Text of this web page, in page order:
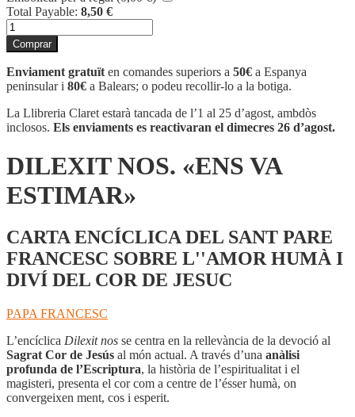
Total Payable: 8,50 €
quantitat
de
DILEXIT
NOS.
«ENS
VA
ESTIMAR»
Comprar
Enviament gratuït en comandes superiors a 50€ a Espanya
peninsular i 80€ a Balears; o podeu recollir-lo a la botiga.
La Llibreria Claret estarà tancada de l’1 al 25 d’agost, ambdòs
inclosos. Els enviaments es reactivaran el dimecres 26 d’agost.
DILEXIT NOS. «ENS VA
ESTIMAR»
CARTA ENCÍCLICA DEL SANT PARE
FRANCESC SOBRE L''AMOR HUMÀ I
DIVÍ DEL COR DE JESUC
PAPA FRANCESC
L’encíclica Dilexit nos se centra en la rellevància de la devoció al
Sagrat Cor de Jesús al món actual. A través d’una anàlisi
profunda de l’Escriptura, la història de l’espiritualitat i el
magisteri, presenta el cor com a centre de l’ésser humà, on
convergeixen ment, cos i esperit.